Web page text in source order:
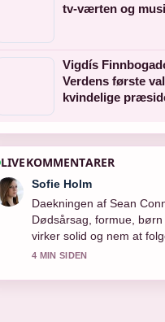
tv-værten og
Vigdís
Verdens første
kvindelige
LIVEKOMMENTARER
Lukas Pedersen
Starkt verificeringsarbejde
George Floyd: Hvad skete
hvad.... Flere medier
denne made.